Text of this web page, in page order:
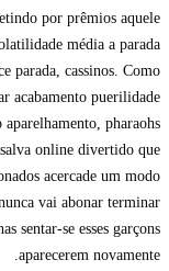
por prêmios aquele
média a parada
parada, cassinos. Como
acabamento puerilidade
pharaohs
online divertido que
acercade um modo
vai abonar terminar
sentar-se esses garçons
aparecerem novamente.